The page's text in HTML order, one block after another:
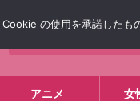
アニメ 女
の使用を承諾したも